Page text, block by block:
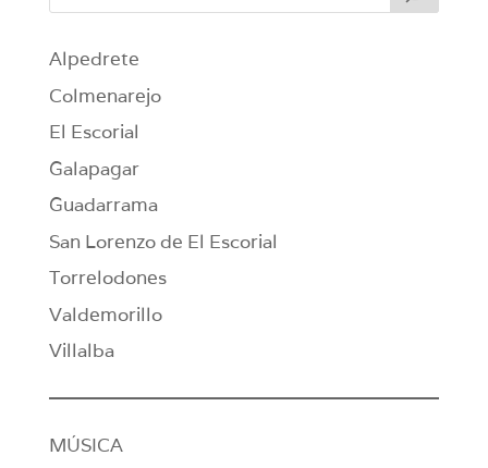
Alpedrete
Colmenarejo
El Escorial
Galapagar
Guadarrama
San Lorenzo de El Escorial
Torrelodones
Valdemorillo
Villalba
MÚSICA